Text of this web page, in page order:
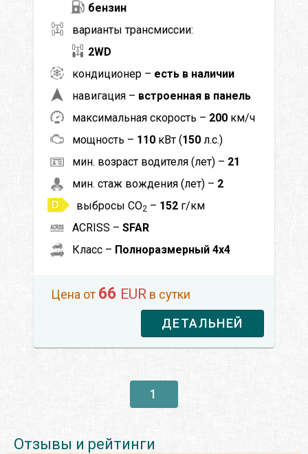
бензин
варианты трансмиссии:
2WD
кондиционер – есть в наличии
навигация – встроенная в панель
максимальная скорость – 200 км/ч
мощность – 110 кВт (150 л.с.)
мин. возраст водителя (лет) – 21
мин. стаж вождения (лет) – 2
выбросы CO2 – 152 г/км
ACRISS – SFAR
Класс – Полноразмерный 4x4
Цена от 66 EUR в сутки
ДЕТАЛЬНЕЙ
1
Отзывы и рейтинги